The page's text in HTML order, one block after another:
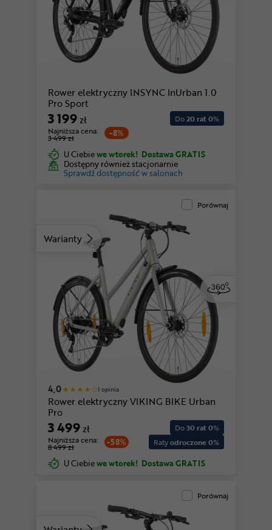
Rower elektryczny INSYNC InUrban 1.0
Pro Sport
3 199zł
-8%
Najniższa cena:
3 499 zł
Do20 rat 0%
U Ciebiewe wtorek! Dostawa GRATIS
Dostępny również stacjonarnie
Sprawdź dostępność w salonach
Warianty
Porównaj
4,0 1 opinia
Rower elektryczny VIKING BIKE Urban
Pro
3 499zł
-58%
Najniższa cena:
8 499 zł
Do30 rat 0%
Ratyodroczone 0%
U Ciebiewe wtorek! Dostawa GRATIS
Porównaj